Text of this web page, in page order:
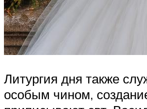
Литургия дня также
особым чином,